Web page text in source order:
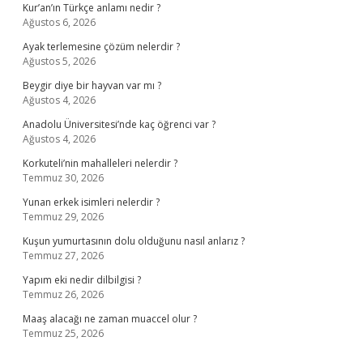
Kur’an’ın Türkçe anlamı nedir ?
Ağustos 6, 2026
Ayak terlemesine çözüm nelerdir ?
Ağustos 5, 2026
Beygir diye bir hayvan var mı ?
Ağustos 4, 2026
Anadolu Üniversitesi’nde kaç öğrenci var ?
Ağustos 4, 2026
Korkuteli’nin mahalleleri nelerdir ?
Temmuz 30, 2026
Yunan erkek isimleri nelerdir ?
Temmuz 29, 2026
Kuşun yumurtasının dolu olduğunu nasıl anlarız ?
Temmuz 27, 2026
Yapım eki nedir dilbilgisi ?
Temmuz 26, 2026
Maaş alacağı ne zaman muaccel olur ?
Temmuz 25, 2026